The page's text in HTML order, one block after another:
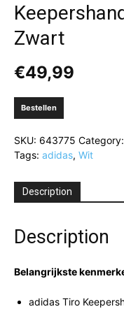
Zwart
€49,99
Bestellen
SKU: 643775 Category:
Tags: adidas, Wit
Description
Description
Belangrijkste
adidas Tiro